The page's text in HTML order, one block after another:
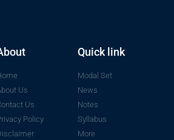
Us
Us
Policy
Quick link
Modal Set
News
Notes
Syllabus
More